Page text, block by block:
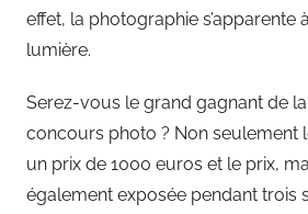
effet, la photographie s’apparente
lumière.
Serez-vous le grand gagnant de
concours photo ? Non seulement
un prix de 1000 euros et le prix,
également exposée pendant trois